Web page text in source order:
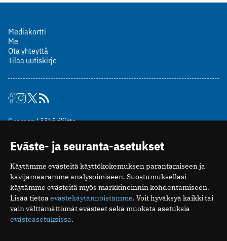
Mediakortti
Me
Ota yhteyttä
Tilaa uutiskirje
Suomen Lääkäriliitto
00510 Helsinki
puh. (09) 393 091
toimitus@potilaanlaakarilehti.fi
ISSN 2323-9476
Eväste- ja seuranta-asetukset
Käytämme evästeitä käyttökokemuksen parantamiseen ja
kävijämäärämme analysoimiseen. Suostumuksellasi
käytämme evästeitä myös markkinoinnin kohdentamiseen.
Lisää tietoa evästekäytännöistämme. Voit hyväksyä kaikki tai
vain välttämättömät evästeet sekä muokata asetuksia
evästeasetuksissa.